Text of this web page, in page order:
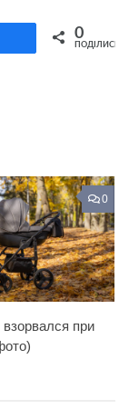
Поділитися0
ПОДІЛИСЬ
0
при